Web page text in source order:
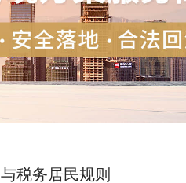
税务居民规则